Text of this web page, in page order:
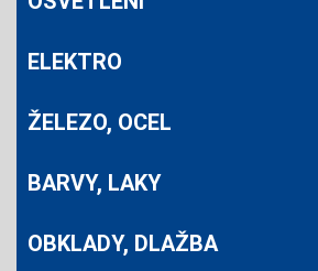
ELEKTRO
ŽELEZO, OCEL
BARVY, LAKY
OBKLADY, DLAŽBA